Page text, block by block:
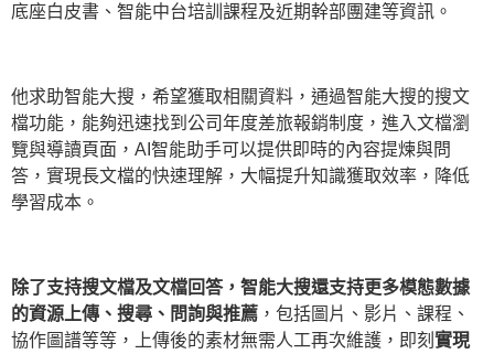
底座白皮書、智能中台培訓課程及近期幹部團建等資訊。
他求助智能大搜，希望獲取相關資料，通過智能大搜的搜文
檔功能，能夠迅速找到公司年度差旅報銷制度，進入文檔瀏
覽與導讀頁面，AI智能助手可以提供即時的內容提煉與問
答，實現長文檔的快速理解，大幅提升知識獲取效率，降低
學習成本。
除了支持搜文檔及文檔回答，智能大搜還支持更多模態數據
的資源上傳、搜尋、問詢與推薦 ，包括圖片、影片、課程、
協作圖譜等等，上傳後的素材無需人工再次維護，即刻 實現